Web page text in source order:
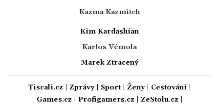
Kazma Kazmitch
Kim Kardashian
Karlos Vémola
Marek Ztracený
Tiscali.cz Zprávy| Sport| Ženy| Cestování|
Games.cz
Profigamers.cz ZeStolu.cz